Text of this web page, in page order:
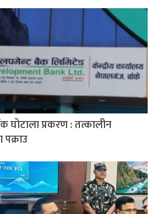
घोटाला प्रकरण : तत्कालीन